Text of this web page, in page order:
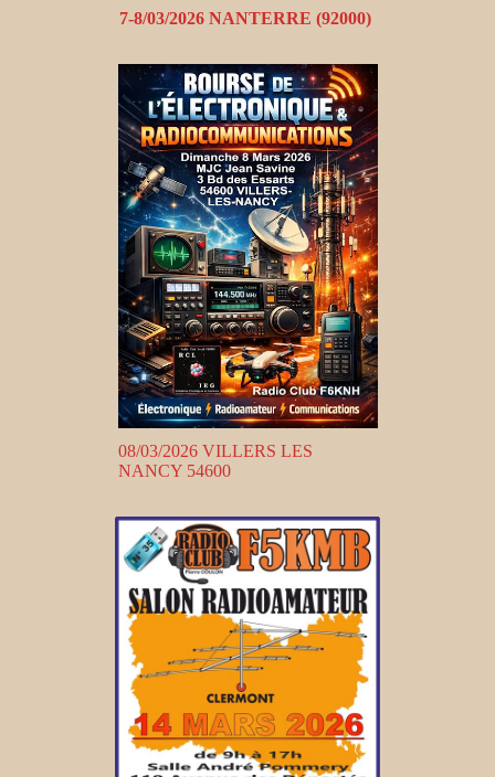
7-8/03/2026 NANTERRE (92000)
08/03/2026 VILLERS LES
NANCY 54600